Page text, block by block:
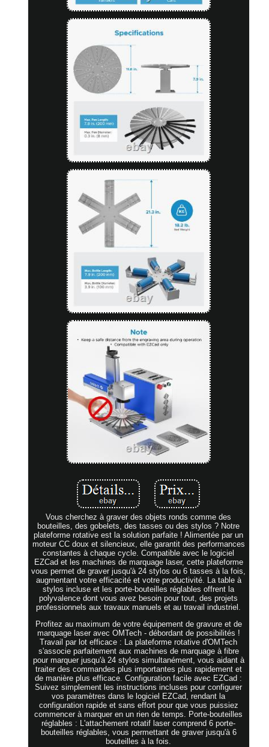
Vous cherchez à graver des objets ronds comme des
bouteilles, des gobelets, des tasses ou des stylos ? Notre
plateforme rotative est la solution parfaite ! Alimentée par un
moteur CC doux et silencieux, elle garantit des performances
constantes à chaque cycle. Compatible avec le logiciel
EZCad et les machines de marquage laser, cette plateforme
vous permet de graver jusqu'à 24 stylos ou 6 tasses à la fois,
augmentant votre efficacité et votre productivité. La table à
stylos incluse et les porte-bouteilles réglables offrent la
polyvalence dont vous avez besoin pour tout, des projets
professionnels aux travaux manuels et au travail industriel.
Profitez au maximum de votre équipement de gravure et de
marquage laser avec OMTech - débordant de possibilités !
Travail par lot efficace : La plateforme rotative d'OMTech
s'associe parfaitement aux machines de marquage à fibre
pour marquer jusqu'à 24 stylos simultanément, vous aidant à
traiter des commandes plus importantes plus rapidement et
de manière plus efficace. Configuration facile avec EZCad :
Suivez simplement les instructions incluses pour configurer
vos paramètres dans le logiciel EZCad, rendant la
configuration rapide et sans effort pour que vous puissiez
commencer à marquer en un rien de temps. Porte-bouteilles
réglables : L'attachement rotatif laser comprend 6 porte-
bouteilles réglables, vous permettant de graver jusqu'à 6
bouteilles à la fois.